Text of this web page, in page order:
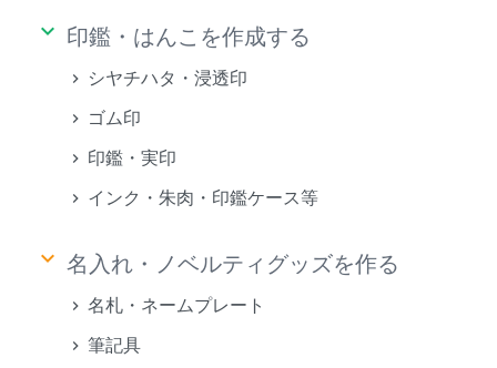
keyboard_arrow_down 印鑑・はんこを作成する
シヤチハタ・浸透印
ゴム印
印鑑・実印
インク・朱肉・印鑑ケース等
keyboard_arrow_down 名入れ・ノベルティグッズを作る
名札・ネームプレート
筆記具